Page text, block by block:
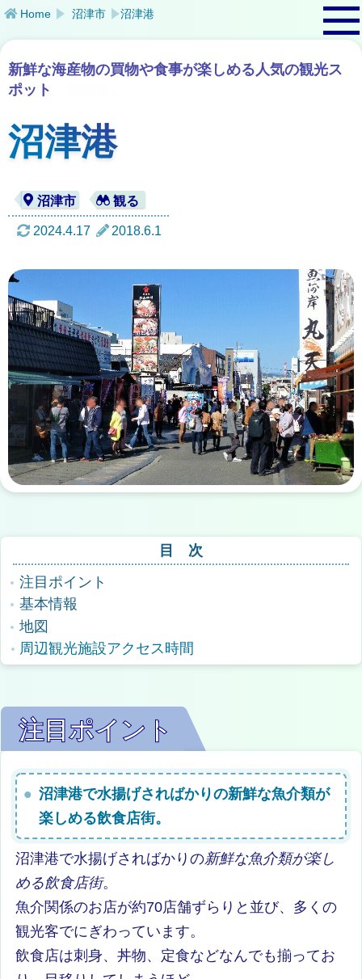
Home 沼津市 沼津港
新鮮な海産物の買物や食事が楽しめる人気の観光ス
ポット
沼津港
2024.4.17 2018.6.1
注目ポイント
沼津港で水揚げさればかりの新鮮な魚介類が
楽しめる飲食店街。
沼津港で水揚げさればかりの新鮮な魚介類が楽し
める飲食店街。
魚介関係のお店が約70店舗ずらりと並び、多くの
観光客でにぎわっています。
飲食店は刺身、丼物、定食などなんでも揃ってお
目 次
注目ポイント
基本情報
地図
周辺観光施設アクセス時間